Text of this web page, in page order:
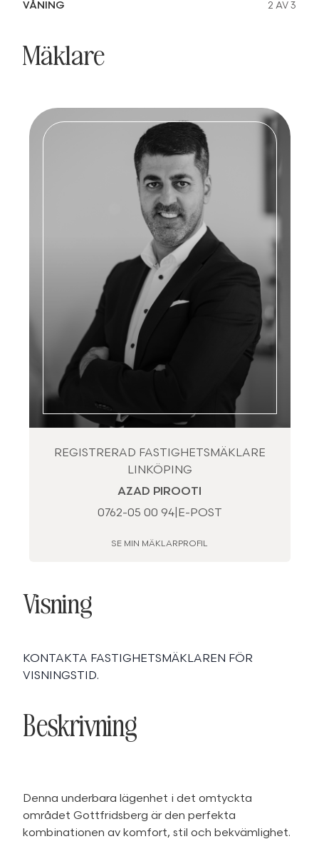
VÅNING
2 AV 3
Mäklare
REGISTRERAD FASTIGHETSMÄKLARE
LINKÖPING
AZAD PIROOTI
0762-05 00 94| E-POST
SE MIN MÄKLARPROFIL
Visning
KONTAKTA FASTIGHETSMÄKLAREN FÖR
VISNINGSTID.
Beskrivning
Denna underbara lägenhet i det omtyckta
området Gottfridsberg är den perfekta
kombinationen av komfort, stil och bekvämlighet.